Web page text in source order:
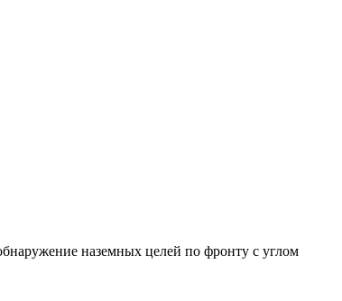
наземных целей по фронту с углом